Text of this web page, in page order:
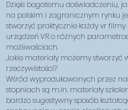
Dzięki bogatemu doświadczeniu,
na polskim i zagranicznym rynku
stworzyć praktycznie każdy vr
urządzeń VR o różnych
możliwościach.
Jakie materiały możemy stworzyć
rzeczywistości?
Wśród wyprodukowanych przez
stopniach są m.in. materiały
bardzo sugestywny sposób